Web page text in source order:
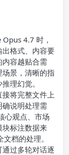
4.7 时，
格式、内容要
容越贴合需
景，清晰的指
理幻觉。
接将完整文件上
说明处理需
心观点、市场
块标注数据来
档的处理。
过多轮对话逐